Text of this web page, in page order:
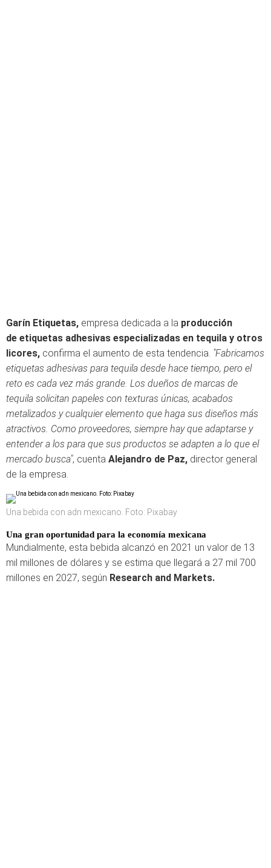
Garín Etiquetas, empresa dedicada a la producción
de etiquetas adhesivas especializadas en tequila y otros
licores, confirma el aumento de esta tendencia. "Fabricamos
etiquetas adhesivas para tequila desde hace tiempo, pero el
reto es cada vez más grande. Los dueños de marcas de
tequila solicitan papeles con texturas únicas, acabados
metalizados y cualquier elemento que haga sus diseños más
atractivos. Como proveedores, siempre hay que adaptarse y
entender a los para que sus productos se adapten a lo que el
mercado busca", cuenta Alejandro de Paz, director general
de la empresa.
Una bebida con adn mexicano. Foto: Pixabay
Una gran oportunidad para la economía mexicana
Mundialmente, esta bebida alcanzó en 2021 un valor de 13
mil millones de dólares y se estima que llegará a 27 mil 700
millones en 2027, según Research and Markets.